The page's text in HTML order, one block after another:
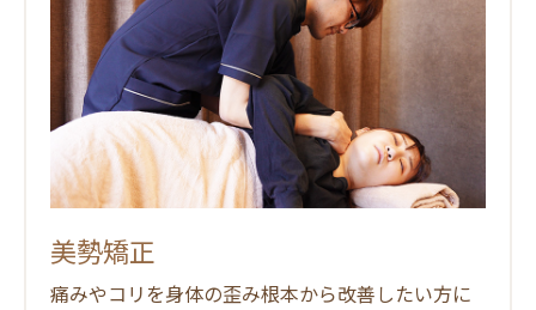
美勢矯正
痛みやコリを身体の歪み根本から改善したい方に